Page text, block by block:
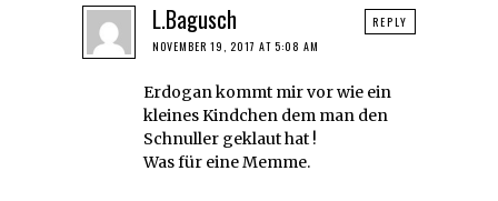
L.Bagusch
NOVEMBER 19, 2017 AT 5:08 AM
Erdogan kommt mir vor wie ein
kleines Kindchen dem man den
Schnuller geklaut hat !
Was für eine Memme.
REPLY